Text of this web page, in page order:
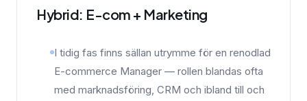
Hybrid: E-com + Marketing
I tidig fas finns sällan utrymme för en renodlad
E-commerce Manager — rollen blandas ofta
med marknadsföring, CRM och ibland till och